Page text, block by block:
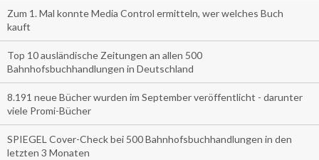
Zum 1. Mal konnte Media Control ermitteln, wer welches Buch
kauft
Top 10 ausländische Zeitungen an allen 500
Bahnhofsbuchhandlungen in Deutschland
8.191 neue Bücher wurden im September veröffentlicht - darunter
viele Promi-Bücher
SPIEGEL Cover-Check bei 500 Bahnhofsbuchhandlungen in den
letzten 3 Monaten